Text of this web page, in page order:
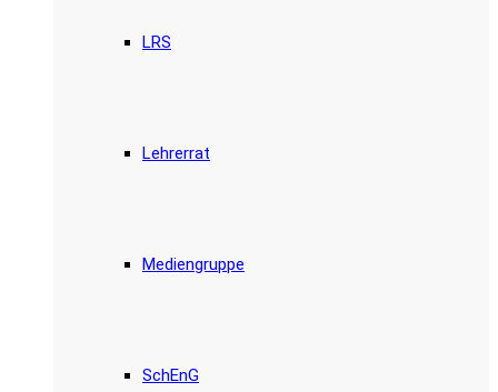
LRS
Lehrerrat
Mediengruppe
SchEnG